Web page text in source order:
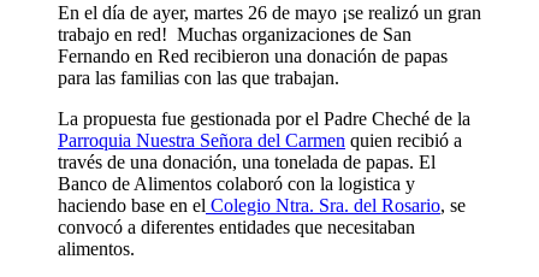
En el día de ayer, martes 26 de mayo ¡se realizó un gran
trabajo en red! Muchas organizaciones de San
Fernando en Red recibieron una donación de papas
para las familias con las que trabajan.
La propuesta fue gestionada por el Padre Cheché de la
Parroquia Nuestra Señora del Carmen quien recibió a
través de una donación, una tonelada de papas. El
Banco de Alimentos colaboró con la logistica y
haciendo base en el Colegio Ntra. Sra. del Rosario, se
convocó a diferentes entidades que necesitaban
alimentos.